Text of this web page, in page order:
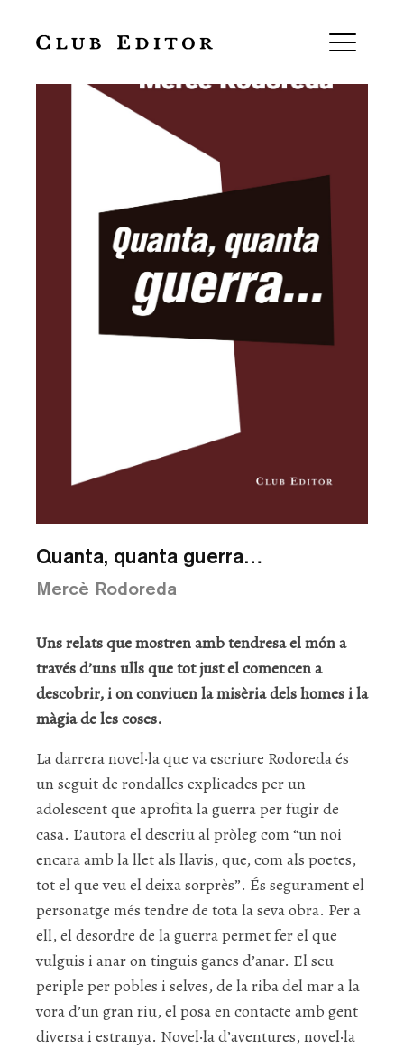
Quanta, quanta guerra…
Mercè Rodoreda
Uns relats que mostren amb tendresa el món a
través d’uns ulls que tot just el comencen a
descobrir, i on conviuen la misèria dels homes i la
màgia de les coses.
La darrera novel·la que va escriure Rodoreda és
un seguit de rondalles explicades per un
adolescent que aprofita la guerra per fugir de
casa. L’autora el descriu al pròleg com “un noi
encara amb la llet als llavis, que, com als poetes,
tot el que veu el deixa sorprès”. És segurament el
personatge més tendre de tota la seva obra. Per a
ell, el desordre de la guerra permet fer el que
vulguis i anar on tinguis ganes d’anar. El seu
periple per pobles i selves, de la riba del mar a la
vora d’un gran riu, el posa en contacte amb gent
diversa i estranya. Novel·la d’aventures, novel·la